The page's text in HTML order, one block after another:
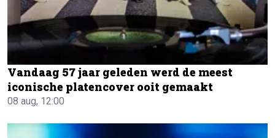
Vandaag 57 jaar geleden werd de meest
iconische platencover ooit gemaakt
08 aug, 12:00